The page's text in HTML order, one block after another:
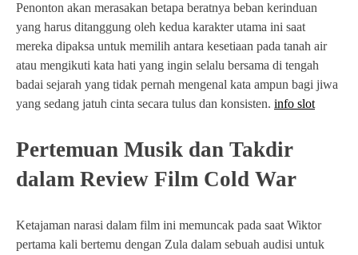
Penonton akan merasakan betapa beratnya beban kerinduan
yang harus ditanggung oleh kedua karakter utama ini saat
mereka dipaksa untuk memilih antara kesetiaan pada tanah air
atau mengikuti kata hati yang ingin selalu bersama di tengah
badai sejarah yang tidak pernah mengenal kata ampun bagi jiwa
yang sedang jatuh cinta secara tulus dan konsisten. info slot
Pertemuan Musik dan Takdir
dalam Review Film Cold War
Ketajaman narasi dalam film ini memuncak pada saat Wiktor
pertama kali bertemu dengan Zula dalam sebuah audisi untuk